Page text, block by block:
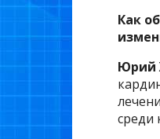
Как
Юрий
среди